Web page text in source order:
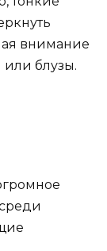
внимание
или блузы.